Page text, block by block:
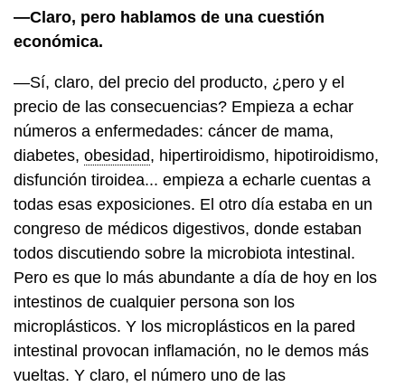
—Claro, pero hablamos de una cuestión
económica.
—Sí, claro, del precio del producto, ¿pero y el
precio de las consecuencias? Empieza a echar
números a enfermedades: cáncer de mama,
diabetes, obesidad, hipertiroidismo, hipotiroidismo,
disfunción tiroidea... empieza a echarle cuentas a
todas esas exposiciones. El otro día estaba en un
congreso de médicos digestivos, donde estaban
todos discutiendo sobre la microbiota intestinal.
Pero es que lo más abundante a día de hoy en los
intestinos de cualquier persona son los
microplásticos. Y los microplásticos en la pared
intestinal provocan inflamación, no le demos más
vueltas. Y claro, el número uno de las